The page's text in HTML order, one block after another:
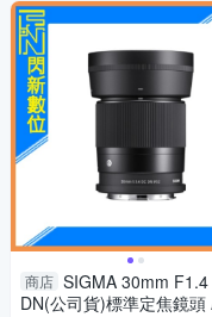
商店 SIGMA 30mm
DN(公司貨)標準定焦鏡頭